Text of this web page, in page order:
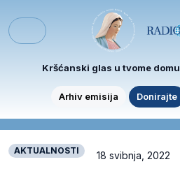
Menu
Kršćanski glas u tvome domu
Arhiv emisija Donirajte
AKTUALNOSTI 18 svibnja, 2022